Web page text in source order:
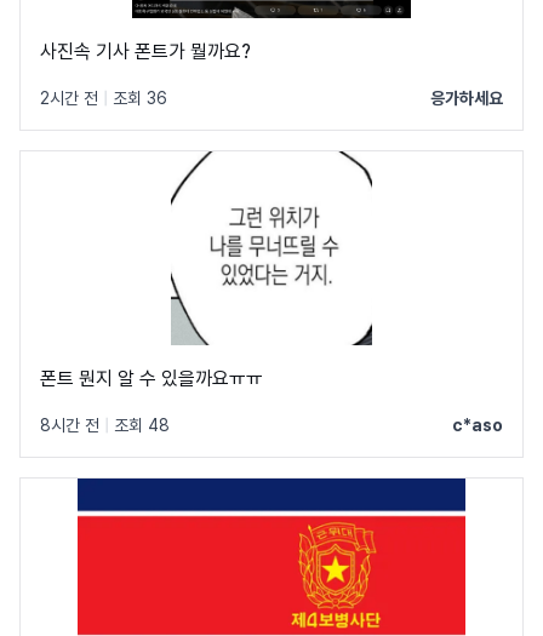
사진속 기사 폰트가 뭘까요?
2시간 전 조회 36 응가하세요
폰트 뭔지 알 수 있을까요ㅠㅠ
8시간 전 조회 48 c*aso